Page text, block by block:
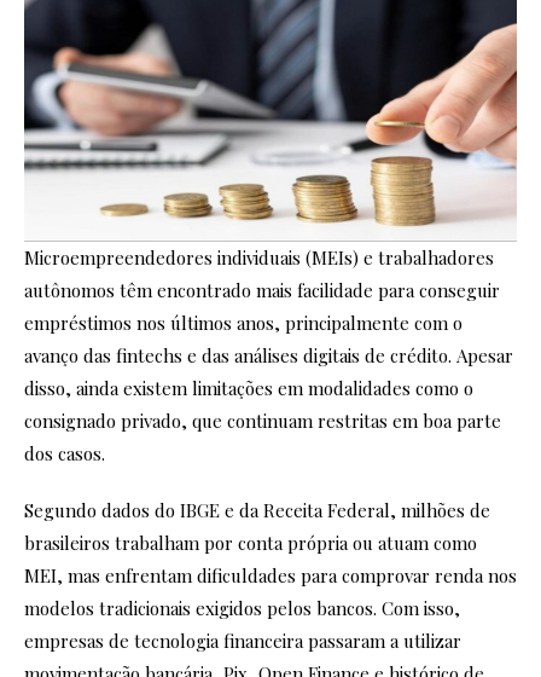
Microempreendedores individuais (MEIs) e trabalhadores
autônomos têm encontrado mais facilidade para conseguir
empréstimos nos últimos anos, principalmente com o
avanço das fintechs e das análises digitais de crédito. Apesar
disso, ainda existem limitações em modalidades como o
consignado privado, que continuam restritas em boa parte
dos casos.
Segundo dados do IBGE e da Receita Federal, milhões de
brasileiros trabalham por conta própria ou atuam como
MEI, mas enfrentam dificuldades para comprovar renda nos
modelos tradicionais exigidos pelos bancos. Com isso,
empresas de tecnologia financeira passaram a utilizar